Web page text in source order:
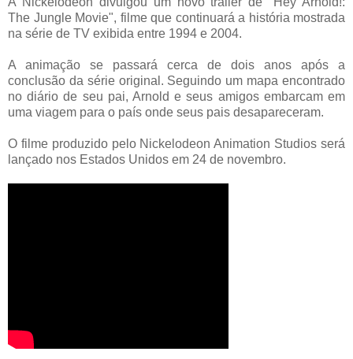
The Jungle Movie", filme que continuará a história mostrada
na série de TV exibida entre 1994 e 2004.
A animação se passará cerca de dois anos após a
conclusão da série original. Seguindo um mapa encontrado
no diário de seu pai, Arnold e seus amigos embarcam em
uma viagem para o país onde seus pais desapareceram.
O filme produzido pelo Nickelodeon Animation Studios será
lançado nos Estados Unidos em 24 de novembro.